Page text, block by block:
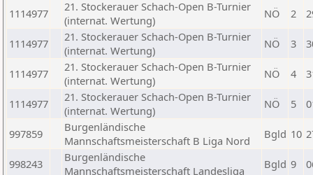
1114977
21. Stockerauer Schach-Open B-Turnier
(internat. Wertung)
NÖ 2
1114977
21. Stockerauer Schach-Open B-Turnier
(internat. Wertung)
NÖ 3
1114977
21. Stockerauer Schach-Open B-Turnier
(internat. Wertung)
NÖ 4
1114977
21. Stockerauer Schach-Open B-Turnier
(internat. Wertung)
NÖ 5
997859
Burgenländische
Mannschaftsmeisterschaft B Liga Nord
Bgld 10
998243
Burgenländische
Mannschaftsmeisterschaft Landesliga
Bgld 9